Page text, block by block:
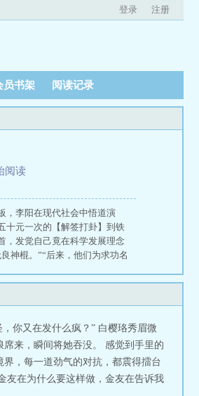
登录 注册
员书架 阅读记录
阅读
，李阳在现代社会中悟道演
十元一次的【解签打卦】到铁
发觉自己竟在科学发展理念
神棍。”“后来，他们为求功名
你又在发什么疯？” 白樱珞秀眉微
来，瞬间将她吞没。 感觉到手里的
，每一道劲气的对抗，都震得擂台
友在为什么要这样做，金友在告诉我